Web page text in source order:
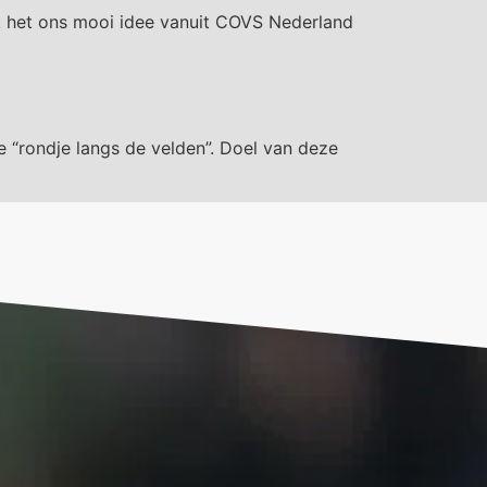
ons mooi idee vanuit COVS Nederland
langs de velden”. Doel van deze